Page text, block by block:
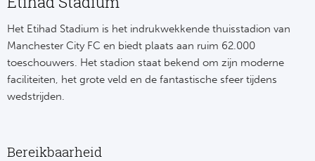
Het Etihad Stadium is het indrukwekkende thuisstadion van
Manchester City FC en biedt plaats aan ruim 62.000
toeschouwers. Het stadion staat bekend om zijn moderne
faciliteiten, het grote veld en de fantastische sfeer tijdens
wedstrijden.
Bereikbaarheid